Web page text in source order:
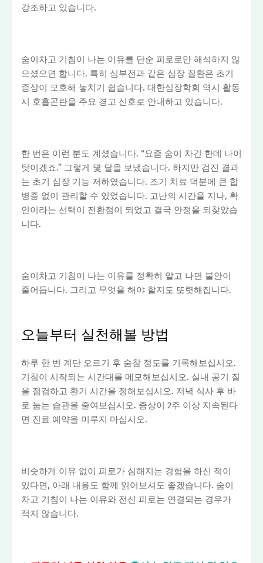
강조하고 있습니다.
숨이차고 기침이 나는 이유를 단순 피로로만 해석하지 않
으셨으면 합니다. 특히 심부전과 같은 심장 질환은 초기
증상이 모호해 놓치기 쉽습니다. 대한심장학회 역시 활동
시 호흡곤란을 주요 경고 신호로 안내하고 있습니다.
한 번은 이런 분도 계셨습니다. “요즘 숨이 차긴 한데 나이
탓이겠죠.” 그렇게 몇 달을 보냈습니다. 하지만 검진 결과
는 초기 심장 기능 저하였습니다. 조기 치료 덕분에 큰 합
병증 없이 관리할 수 있었습니다. 고난의 시간을 지나, 확
인이라는 선택이 전환점이 되었고 결국 안정을 되찾았습
니다.
숨이차고 기침이 나는 이유를 정확히 알고 나면 불안이
줄어듭니다. 그리고 무엇을 해야 할지도 또렷해집니다.
오늘부터 실천해볼 방법
하루 한 번 계단 오르기 후 숨참 정도를 기록해보십시오.
기침이 시작되는 시간대를 메모해보십시오. 실내 공기 질
을 점검하고 환기 시간을 정해보십시오. 저녁 식사 후 바
로 눕는 습관을 줄여보십시오. 증상이 2주 이상 지속된다
면 진료 예약을 미루지 마십시오.
비슷하게 이유 없이 피로가 심해지는 경험을 하신 적이
있다면, 아래 내용도 함께 읽어보셔도 좋겠습니다. 숨이
차고 기침이 나는 이유와 전신 피로는 연결되는 경우가
적지 않습니다.